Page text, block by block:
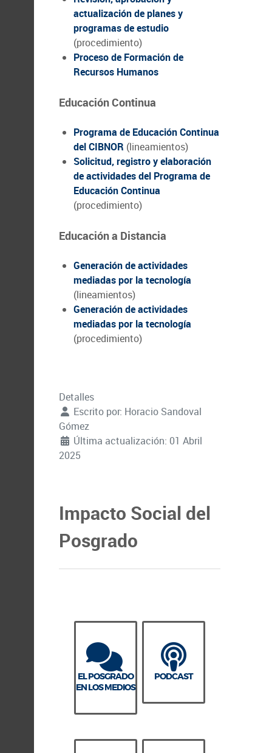
actualización de planes y
programas de estudio
(procedimiento)
Proceso de Formación de
Recursos Humanos
Educación Continua
Programa de Educación Continua
del CIBNOR (lineamientos)
Solicitud, registro y elaboración
de actividades del Programa de
Educación Continua
(procedimiento)
Educación a Distancia
Generación de actividades
mediadas por la tecnología
(lineamientos)
Generación de actividades
mediadas por la tecnología
(procedimiento)
Detalles
Escrito por: Horacio Sandoval
Gómez
Última actualización: 01 Abril
2025
Impacto Social del
Posgrado
EL POSGRADO
EN LOS MEDIOS
PODCAST